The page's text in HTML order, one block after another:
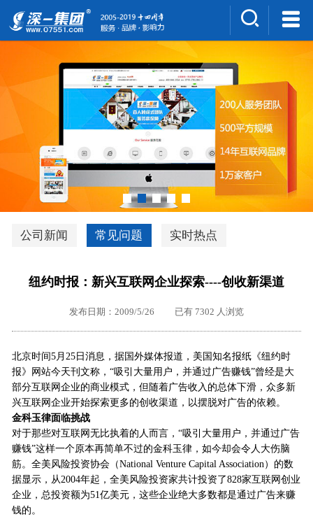
集团介绍
人才招聘
案例展示
新闻中心
深一风采
联系我们
深优通系统V3.0
深一集团优势
外地客户专栏
工单提交
公司新闻 常见问题 实时热点
纽约时报：新兴互联网企业探索----创收新渠道
发布日期：2009/5/26 已有 7302 人浏览
北京时间5月25日消息，据国外媒体报道，美国知名报纸《纽约时
报》网站今天刊文称，“吸引大量用户，并通过广告赚钱”曾经是大
部分互联网企业的商业模式，但随着广告收入的总体下滑，众多新
兴互联网企业开始探索更多的创收渠道，以摆脱对广告的依赖。
金科玉律面临挑战
对于那些对互联网无比执着的人而言，“吸引大量用户，并通过广告
赚钱”这样一个原本再简单不过的金科玉律，如今却会令人大伤脑
筋。全美风险投资协会（National Venture Capital Association）的数
据显示，从2004年起，全美风险投资家共计投资了828家互联网创业
企业，总投资额为51亿美元，这些企业绝大多数都是通过广告来赚
钱的。